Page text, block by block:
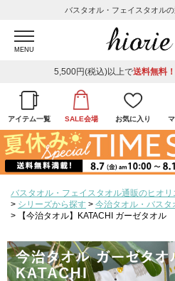
バスタオル・フェイスタオル
MENU
5,500円(税込)以上で送料無料！
アイテム一覧 SALE会場 お気に入り
バスタオル・フェイスタオル通販のヒオリ
シリーズから探す
今治タオル・バスタ
【今治タオル】KATACHI ガーゼタオル